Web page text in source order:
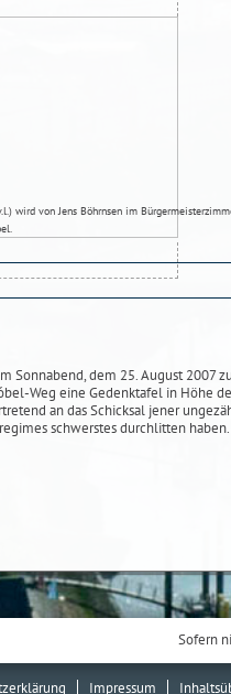
wird von Jens Böhrnsen im
Sonnabend, dem 25. August 2007
Weg eine Gedenktafel in Höhe
an das Schicksal jener
schwerstes durchlitten haben.
Sofern
Impressum